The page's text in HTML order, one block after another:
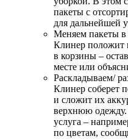
пакеты с
для дальнейшей
Меняем пакеты в
Клинер положит
в корзины –
месте или
Раскладываем/
Клинер соберет
и сложит их
верхнюю одежду.
услуга –
по цветам,